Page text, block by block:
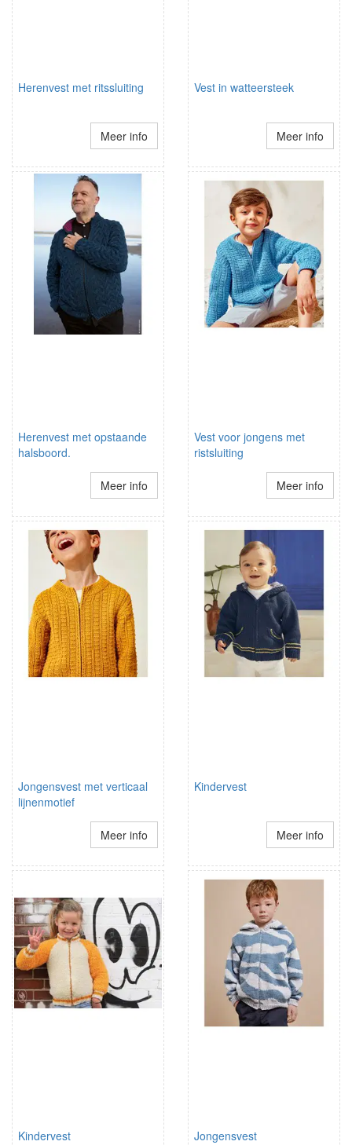
Herenvest met ritssluiting
Meer info
Vest in watteersteek
Meer info
Herenvest met opstaande
halsboord.
Meer info
Vest voor jongens met
ristsluiting
Meer info
Jongensvest met verticaal
lijnenmotief
Meer info
Kindervest
Meer info
Kindervest Jongensvest